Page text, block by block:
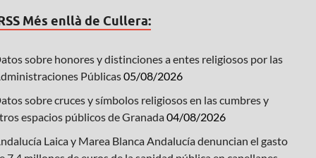
Més enllà de Cullera:
sobre honores y distinciones a entes religiosos por las
Públicas05/08/2026
sobre cruces y símbolos religiosos en las cumbres y
espacios públicos de Granada04/08/2026
Laica y Marea Blanca Andalucía denuncian el gasto